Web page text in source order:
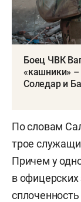
Боец ЧВК
«кашники» –
Соледар и
По словам
трое
Причем у
в офицерских